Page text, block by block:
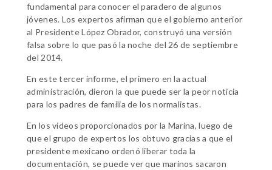
fundamental para conocer el paradero de algunos
jóvenes. Los expertos afirman que el gobierno anterior
al Presidente López Obrador, construyó una versión
falsa sobre lo que pasó la noche del 26 de septiembre
del 2014.
En este tercer informe, el primero en la actual
administración, dieron la que puede ser la peor noticia
para los padres de familia de los normalistas.
En los videos proporcionados por la Marina, luego de
que el grupo de expertos los obtuvo gracias a que el
presidente mexicano ordenó liberar toda la
documentación, se puede ver que marinos sacaron